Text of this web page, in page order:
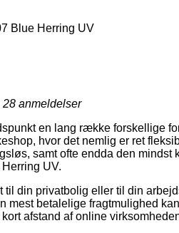
Blue Herring UV
28 anmeldelser
en lang række forskellige
hvor det nemlig er ret
samt ofte endda den mindst
UV.
til din privatbolig eller til din
mest betalelige fragtmulighed
afstand af online